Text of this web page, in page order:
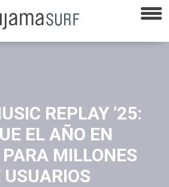
REPLAY ’25:
EL AÑO EN
MILLONES
USUARIOS